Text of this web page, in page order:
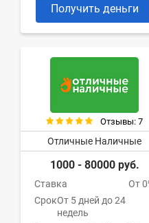
Получить деньги
Отзывы: 7
Отличные Наличные
1000 - 80000 руб.
Ставка
От
СрокОт 5 дней до 24
недель